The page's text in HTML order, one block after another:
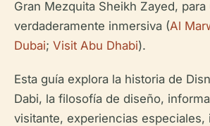
Gran Mezquita Sheikh Zayed, para
verdaderamente inmersiva (Al
Dubai; Visit Abu Dhabi).
Esta guía explora la historia de
Dabi, la filosofía de diseño,
visitante, experiencias especiales,